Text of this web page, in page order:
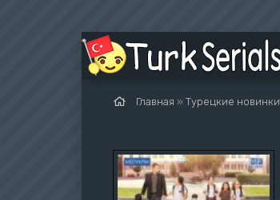
Главная » Турецкие новинки